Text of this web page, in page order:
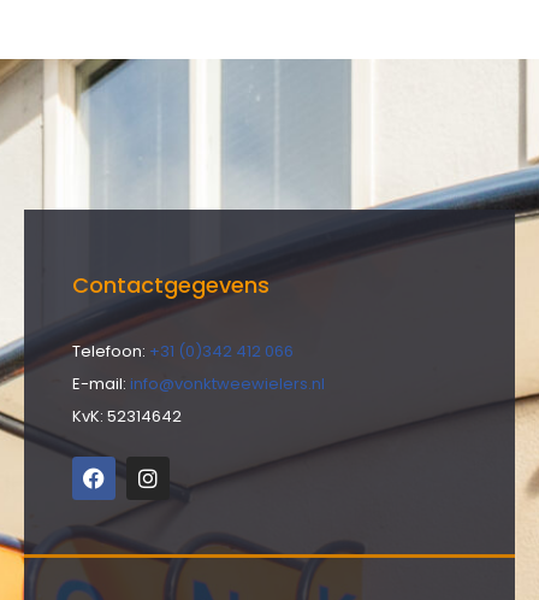
Contactgegevens
Telefoon: +31 (0)342 412 066
E-mail: info@vonktweewielers.nl
KvK: 52314642